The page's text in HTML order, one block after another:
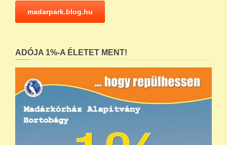
madarpark.blog.hu
ADÓJA 1%-A ÉLETET MENT!